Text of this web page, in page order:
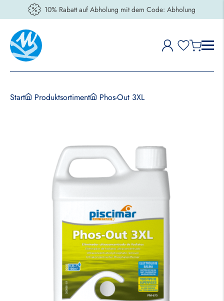
10% Rabatt auf Abholung mit dem Code: Abholung
Start Produktsortiment Phos-Out 3XL